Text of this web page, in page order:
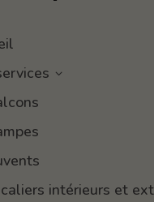
intérieurs et